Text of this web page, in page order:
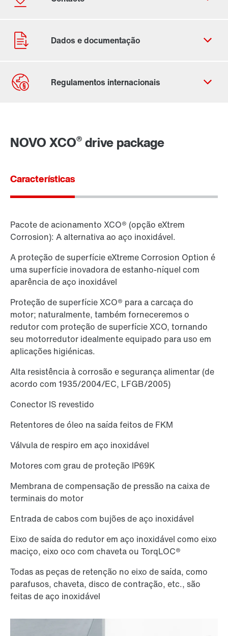
NOVO XCO® drive package
Características
Pacote de acionamento XCO® (opção eXtrem
Corrosion): A alternativa ao aço inoxidável.
A proteção de superfície eXtreme Corrosion Option é
uma superfície inovadora de estanho-níquel com
aparência de aço inoxidável
Proteção de superfície XCO® para a carcaça do
motor; naturalmente, também forneceremos o
redutor com proteção de superfície XCO, tornando
seu motorredutor idealmente equipado para uso em
aplicações higiénicas.
Alta resistência à corrosão e segurança alimentar (de
acordo com 1935/2004/EC, LFGB/2005)
Conector IS revestido
Retentores de óleo na saída feitos de FKM
Válvula de respiro em aço inoxidável
Motores com grau de proteção IP69K
Membrana de compensação de pressão na caixa de
terminais do motor
Entrada de cabos com bujões de aço inoxidável
Eixo de saída do redutor em aço inoxidável como eixo
maciço, eixo oco com chaveta ou TorqLOC®
Todas as peças de retenção no eixo de saída, como
parafusos, chaveta, disco de contração, etc., são
feitas de aço inoxidável